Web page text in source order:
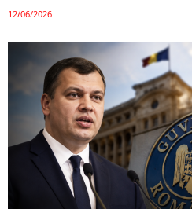
12/06/2026